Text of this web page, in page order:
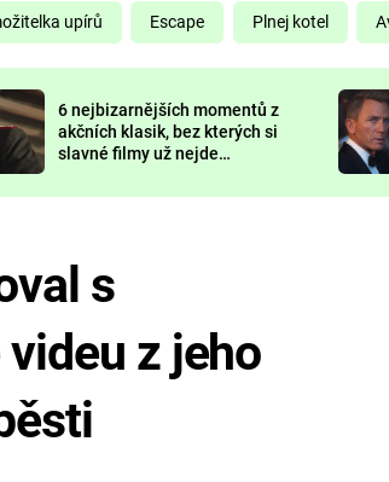
CHUCK
NORRIS
upírů Escape Plnej kotel
6 nejbizarnějších momentů z
akčních klasik, bez kterých si
slavné filmy už nejde
s
z jeho